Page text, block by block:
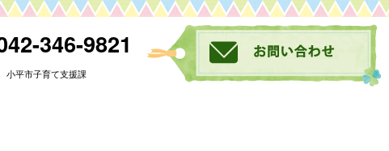
346-9821
小平市子育て支援課